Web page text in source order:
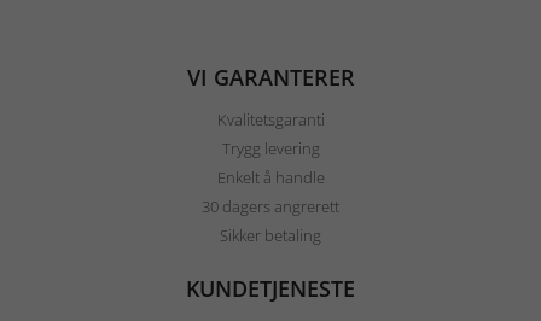
VI GARANTERER
Kvalitetsgaranti
Trygg levering
Enkelt å handle
30 dagers angrerett
Sikker betaling
KUNDETJENESTE